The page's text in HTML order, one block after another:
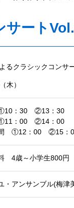
サート
るクラシックコンサ
木）
：30 ②13：30
：00 ②14：00
間 ①12：00 ②15：
4歳～小学生800円
・アンサンブル(梅津